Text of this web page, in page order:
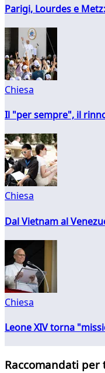
Parigi, Lourdes e
Chiesa
Il "per sempre", il
Chiesa
Dal Vietnam al
Chiesa
Leone XIV torna
Raccomandati per